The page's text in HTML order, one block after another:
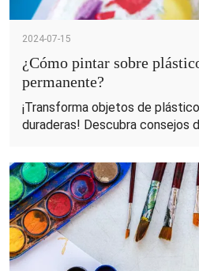
2024-07-15
¿Cómo pintar sobre
permanente?
¡Transforma objetos de
duraderas! Descubra consejos
bricolaje premium de KHY.